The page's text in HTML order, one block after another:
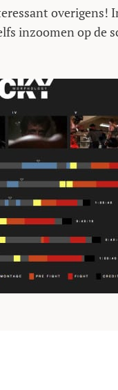
overigens!
inzoomen op de